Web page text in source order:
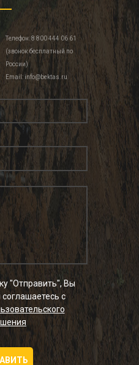
Телефон: 8 800 444 06 61
(звонок бесплатный по
России)
Email: info@bektas.ru
"Отправить", Вы
с